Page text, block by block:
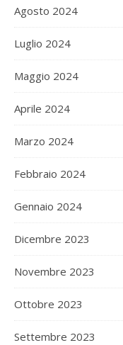
Agosto 2024
Luglio 2024
Maggio 2024
Aprile 2024
Marzo 2024
Febbraio 2024
Gennaio 2024
Dicembre 2023
Novembre 2023
Ottobre 2023
Settembre 2023